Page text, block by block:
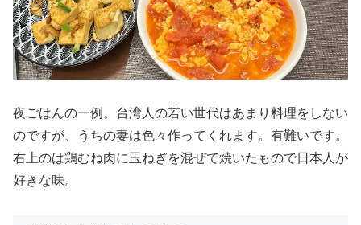
夜ごはんの一例。台湾人の若い世代はあまり料理をしない
のですが、うちの妻は色々作ってくれます。有難いです。
右上のは鶏むね肉に玉ねぎを混ぜて焼いたもので日本人が
好きな味。